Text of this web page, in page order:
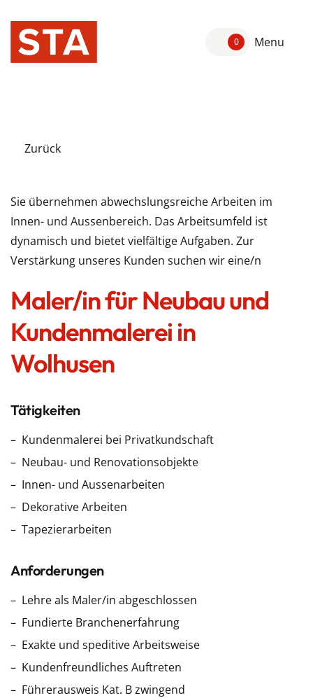
0 Menu
Zurück
Sie übernehmen abwechslungsreiche Arbeiten im
Innen- und Aussenbereich. Das Arbeitsumfeld ist
dynamisch und bietet vielfältige Aufgaben. Zur
Verstärkung unseres Kunden suchen wir eine/n
Maler/in für Neubau und
Kundenmalerei in
Wolhusen
Tätigkeiten
Kundenmalerei bei Privatkundschaft
Neubau- und Renovationsobjekte
Innen- und Aussenarbeiten
Dekorative Arbeiten
Tapezierarbeiten
Anforderungen
Lehre als Maler/in abgeschlossen
Fundierte Branchenerfahrung
Exakte und speditive Arbeitsweise
Kundenfreundliches Auftreten
Führerausweis Kat. B zwingend